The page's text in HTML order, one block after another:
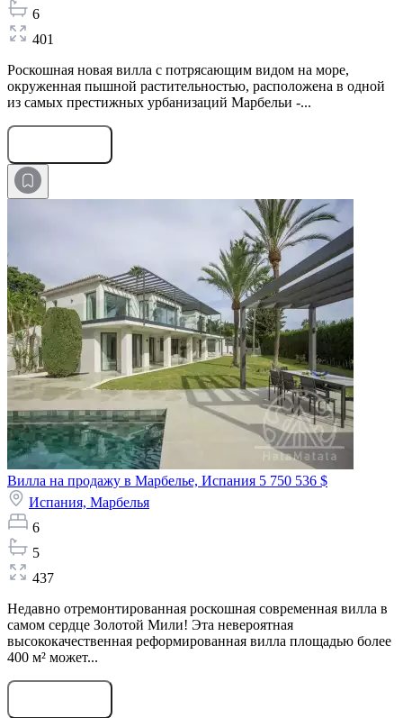
6
401
Роскошная новая вилла с потрясающим видом на море,
окруженная пышной растительностью, расположена в одной
из самых престижных урбанизаций Марбельи -...
Вилла на продажу в Марбелье, Испания 5 750 536 $
Испания, Марбелья
6
5
437
Недавно отремонтированная роскошная современная вилла в
самом сердце Золотой Мили! Эта невероятная
высококачественная реформированная вилла площадью более
400 м² может...